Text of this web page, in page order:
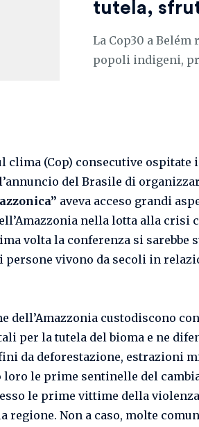
tutela,
La Cop30 a
popoli indigeni,
clima (Cop) consecutive ospitate
del Brasile di
aveva acceso grandi
nella lotta alla crisi
volta la conferenza si sarebbe
vivono da secoli in
dell’Amazzonia custodiscono
per la tutela del bioma e ne
da deforestazione, estrazioni
le prime sentinelle del
le prime vittime della
regione. Non a caso, molte